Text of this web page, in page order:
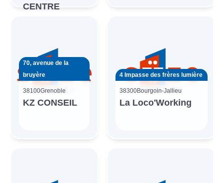
CENTRE
70, avenue de la
bruyère
38100Grenoble
KZ CONSEIL
4 Impasse des frères lumière
38300Bourgoin-Jallieu
La Loco'Working